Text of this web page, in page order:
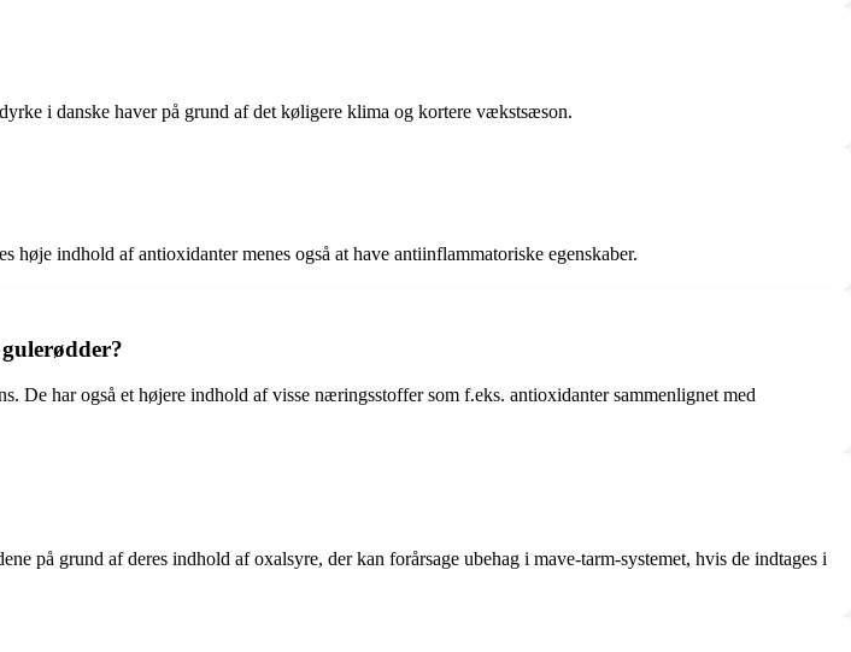
i danske haver på grund af det køligere klima og kortere vækstsæson.
indhold af antioxidanter menes også at have antiinflammatoriske egenskaber.
De har også et højere indhold af visse næringsstoffer som f.eks. antioxidanter sammenlignet med
på grund af deres indhold af oxalsyre, der kan forårsage ubehag i mave-tarm-systemet, hvis de indtages i